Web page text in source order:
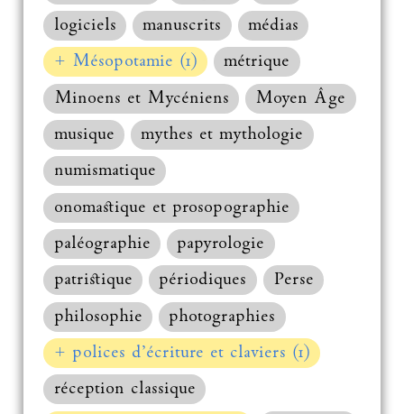
logiciels
manuscrits
médias
+ Mésopotamie (1)
métrique
Minoens et Mycéniens
Moyen Âge
musique
mythes et mythologie
numismatique
onomastique et prosopographie
paléographie
papyrologie
patristique
périodiques
Perse
philosophie
photographies
+ polices d’écriture et claviers (1)
réception classique